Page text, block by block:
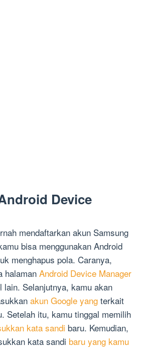
Device
mendaftarkan akun Samsung
bisa menggunakan Android
menghapus pola. Caranya,
halaman Android Device Manager
lain. Selanjutnya, kamu akan
akun Google yang terkait
Setelah itu, kamu tinggal memilih
kata sandi baru. Kemudian,
kata sandi baru yang kamu